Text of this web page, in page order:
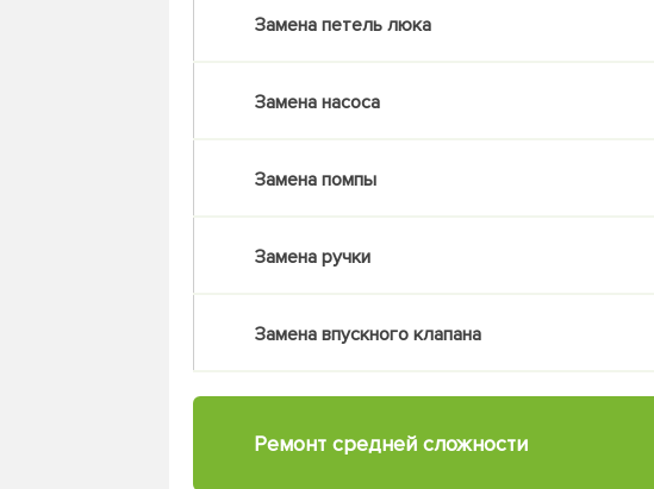
Замена петель люка
Замена насоса
Замена помпы
Замена ручки
Замена впускного клапана
Ремонт средней сложности